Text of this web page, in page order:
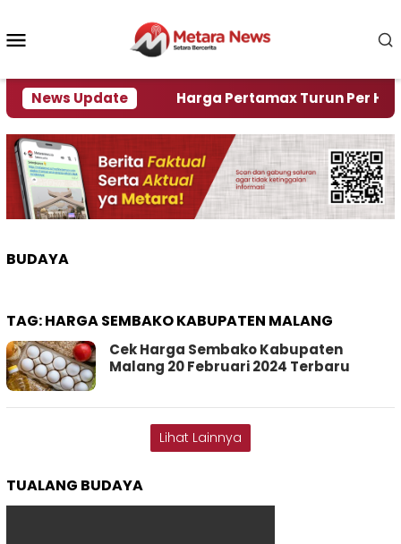
konten
News Update
Krisi Air Harga Pertamax Turun Per Hari Ini,
BUDAYA
TAG:HARGA SEMBAKO KABUPATEN MALANG
Cek Harga Sembako Kabupaten
Malang 20 Februari 2024 Terbaru
Lihat Lainnya
TUALANG BUDAYA